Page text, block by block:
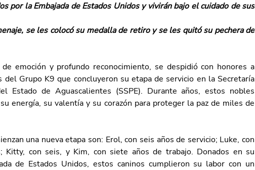
por la Embajada de Estados Unidos y vivirán bajo el cuidado de sus
se les colocó su medalla de retiro y se les quitó su pechera de
emoción y profundo reconocimiento, se despidió con honores a
del Grupo K9 que concluyeron su etapa de servicio en la Secretaría
Estado de Aguascalientes (SSPE). Durante años, estos nobles
energía, su valentía y su corazón para proteger la paz de miles de
una nueva etapa son: Erol, con seis años de servicio; Luke, con
Kitty, con seis, y Kim, con siete años de trabajo. Donados en su
de Estados Unidos, estos caninos cumplieron su labor con un